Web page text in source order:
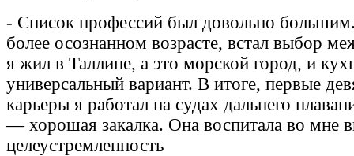
- Список профессий был довольно
более осознанном возрасте, встал выбор
я жил в Таллине, а это морской город, и
универсальный вариант. В итоге, первые
карьеры я работал на судах дальнего
— хорошая закалка. Она воспитала во мне
целеустремленность